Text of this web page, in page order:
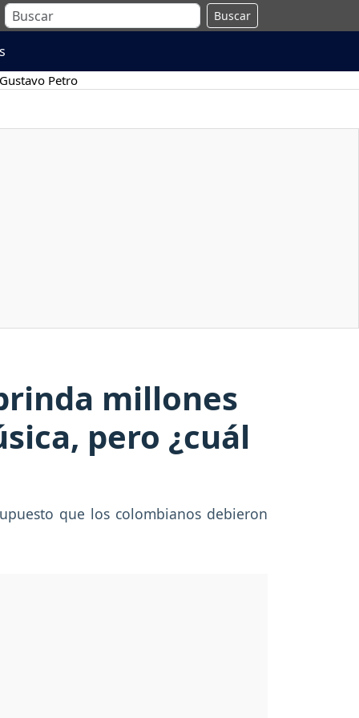
Buscar
Gustavo Petro
millones
pero ¿cuál
que los colombianos debieron